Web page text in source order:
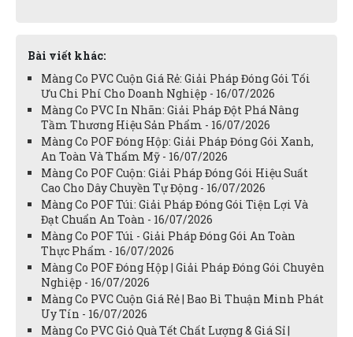
Bài viết khác:
Màng Co PVC Cuộn Giá Rẻ: Giải Pháp Đóng Gói Tối
Ưu Chi Phí Cho Doanh Nghiệp - 16/07/2026
Màng Co PVC In Nhãn: Giải Pháp Đột Phá Nâng
Tầm Thương Hiệu Sản Phẩm - 16/07/2026
Màng Co POF Đóng Hộp: Giải Pháp Đóng Gói Xanh,
An Toàn Và Thẩm Mỹ - 16/07/2026
Màng Co POF Cuộn: Giải Pháp Đóng Gói Hiệu Suất
Cao Cho Dây Chuyền Tự Động - 16/07/2026
Màng Co POF Túi: Giải Pháp Đóng Gói Tiện Lợi Và
Đạt Chuẩn An Toàn - 16/07/2026
Màng Co POF Túi - Giải Pháp Đóng Gói An Toàn
Thực Phẩm - 16/07/2026
Màng Co POF Đóng Hộp | Giải Pháp Đóng Gói Chuyên
Nghiệp - 16/07/2026
Màng Co PVC Cuộn Giá Rẻ | Bao Bì Thuận Minh Phát
Uy Tín - 16/07/2026
Màng Co PVC Giỏ Quà Tết Chất Lượng & Giá Sỉ |